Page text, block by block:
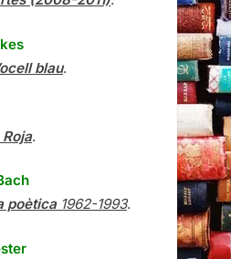
blau.
.
poètica1962-1993.